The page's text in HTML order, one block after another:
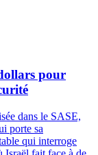
pour
dans le SASE,
porte sa
qui interroge